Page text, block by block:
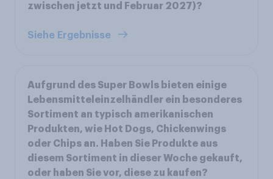
zwischen jetzt und Februar 2027)?
Siehe Ergebnisse
Aufgrund des Super Bowls bieten einige
Lebensmitteleinzelhändler ein besonderes
Sortiment an typisch amerikanischen
Produkten, wie Hot Dogs, Chickenwings
oder Chips an. Haben Sie Produkte aus
diesem Sortiment in dieser Woche gekauft,
oder haben Sie vor, diese zu kaufen?